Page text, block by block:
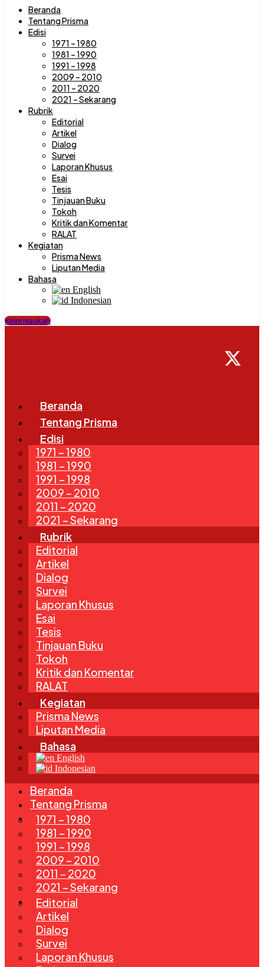
Beranda
Tentang Prisma
Edisi
1971 – 1980
1981 – 1990
1991 – 1998
2009 – 2010
2011 – 2020
2021 – Sekarang
Rubrik
Editorial
Artikel
Dialog
Survei
Laporan Khusus
Esai
Tesis
Tinjauan Buku
Tokoh
Kritik dan Komentar
RALAT
Kegiatan
Prisma News
Liputan Media
Bahasa
English
Indonesian
Kirim Naskah
Beranda
Tentang Prisma
Edisi
1971 – 1980
1981 – 1990
1991 – 1998
2009 – 2010
2011 – 2020
2021 – Sekarang
Rubrik
Editorial
Artikel
Dialog
Survei
Laporan Khusus
Esai
Tesis
Tinjauan Buku
Tokoh
Kritik dan Komentar
RALAT
Kegiatan
Prisma News
Liputan Media
Bahasa
English
Indonesian
Beranda
Tentang Prisma
Edisi
1971 – 1980
1981 – 1990
1991 – 1998
2009 – 2010
2011 – 2020
2021 – Sekarang
Rubrik
Editorial
Artikel
Dialog
Survei
Laporan Khusus